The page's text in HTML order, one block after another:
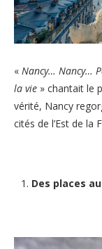
« Nancy… Nancy…
la vie » chantait le
vérité, Nancy
cités de l’Est de la
Des places